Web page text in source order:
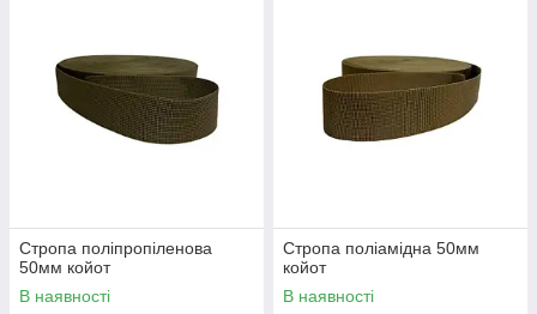
Стропа поліпропіленова
50мм койот
В наявності
Стропа поліамідна 50мм
койот
В наявності